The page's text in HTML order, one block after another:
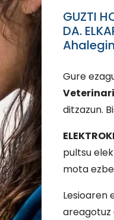
GUZTI
DA.
Gure
ditzazun.
pultsu
mota
Lesioaren
areagotuz